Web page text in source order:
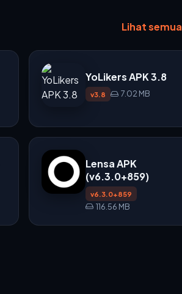
Lihat semua
YoLikers APK 3.8
v3.8 7.02 MB
Lensa APK
(v6.3.0+859)
v6.3.0+859
116.56 MB